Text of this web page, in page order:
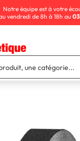
Notre équipe est à votre
vendredi de 8h à 18h au